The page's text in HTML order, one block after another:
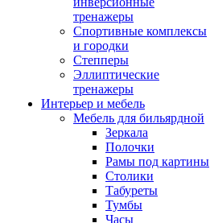
тренажеры
Спортивные комплексы
и городки
Степперы
Эллиптические
тренажеры
Интерьер и мебель
Мебель для бильярдной
Зеркала
Полочки
Рамы под картины
Столики
Табуреты
Тумбы
Часы